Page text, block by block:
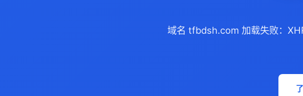
域名 tfbdsh.com 加载失败：